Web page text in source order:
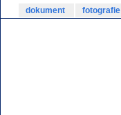
dokument fotografie